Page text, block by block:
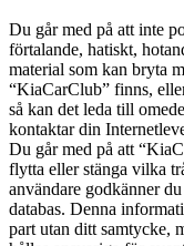
Du går med på att inte
förtalande, hatiskt,
material som kan bryta
“KiaCarClub” finns,
så kan det leda till
kontaktar din
Du går med på att
flytta eller stänga vilka
användare godkänner
databas. Denna
part utan ditt samtycke,